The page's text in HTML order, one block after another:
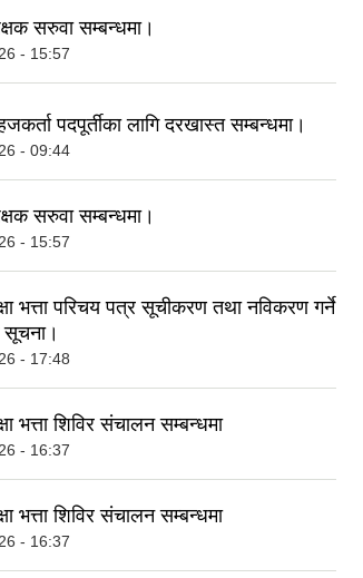
सरुवा सम्बन्धमा।
- 15:57
पदपूर्तीका लागि दरखास्त सम्बन्धमा।
- 09:44
सरुवा सम्बन्धमा।
- 15:57
भत्ता परिचय पत्र सूचीकरण तथा नविकरण गर्ने
- 17:48
भत्ता शिविर संचालन सम्बन्धमा
- 16:37
भत्ता शिविर संचालन सम्बन्धमा
- 16:37